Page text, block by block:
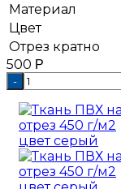
Материал
Цвет
Отрез кратно
500 Р
-